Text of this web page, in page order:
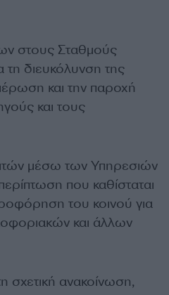
στους Σταθμούς
διευκόλυνση της
και την παροχή
και τους
μέσω των Υπηρεσιών
που καθίσταται
του κοινού για
και άλλων
σχετική ανακοίνωση,